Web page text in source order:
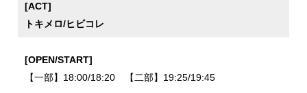
[ACT]
トキメロ/ヒビコレ
[OPEN/START]
【一部】18:00/18:20 【二部】19:25/19:45